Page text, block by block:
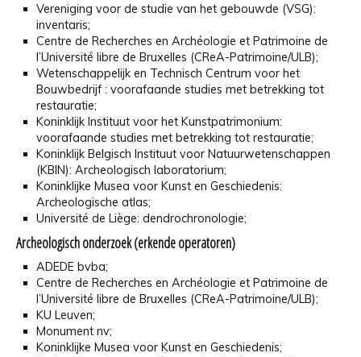
Vereniging voor de studie van het gebouwde (VSG):
inventaris;
Centre de Recherches en Archéologie et Patrimoine de
l’Université libre de Bruxelles (CReA-Patrimoine/ULB);
Wetenschappelijk en Technisch Centrum voor het
Bouwbedrijf : voorafaande studies met betrekking tot
restauratie;
Koninklijk Instituut voor het Kunstpatrimonium:
voorafaande studies met betrekking tot restauratie;
Koninklijk Belgisch Instituut voor Natuurwetenschappen
(KBIN): Archeologisch laboratorium;
Koninklijke Musea voor Kunst en Geschiedenis:
Archeologische atlas;
Université de Liège: dendrochronologie;
Archeologisch onderzoek (erkende operatoren)
ADEDE bvba;
Centre de Recherches en Archéologie et Patrimoine de
l’Université libre de Bruxelles (CReA-Patrimoine/ULB);
KU Leuven;
Monument nv;
Koninklijke Musea voor Kunst en Geschiedenis;